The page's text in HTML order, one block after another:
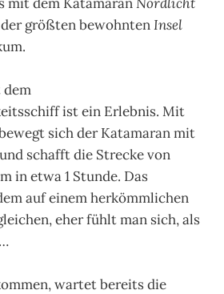
größten bewohntenInsel
dem
ist ein Erlebnis. Mit
bewegt sich der Katamaran mit
schafft die Strecke von
in etwa 1 Stunde. Das
auf einem herkömmlichen
eher fühlt man sich, als
wartet bereits die